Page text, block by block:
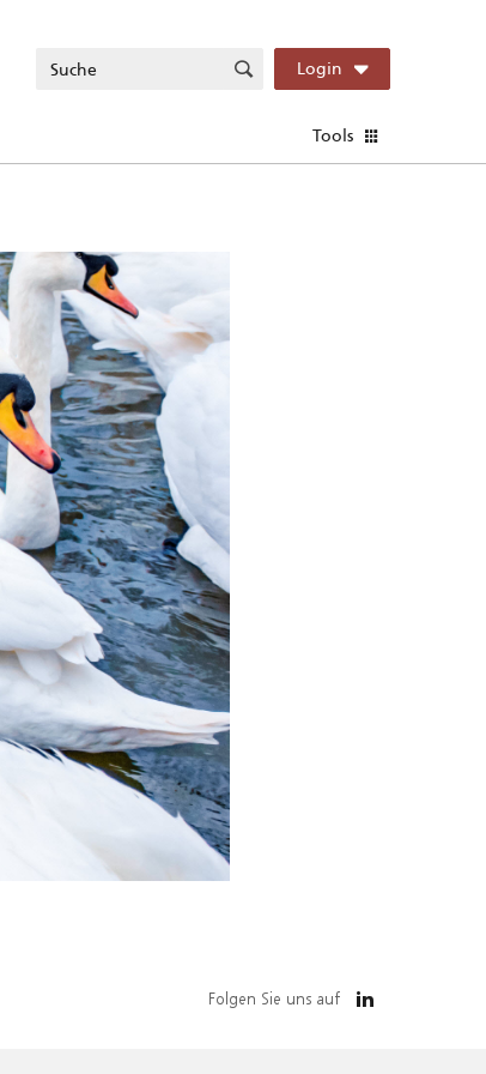
Login
Tools
Folgen Sie uns auf